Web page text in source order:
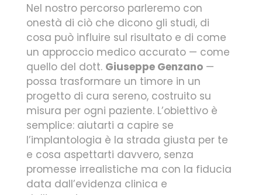
Nel nostro percorso parleremo con
onestà di ciò che dicono gli studi, di
cosa può influire sul risultato e di come
un approccio medico accurato — come
quello del dott. Giuseppe Genzano —
possa trasformare un timore in un
progetto di cura sereno, costruito su
misura per ogni paziente. L’obiettivo è
semplice: aiutarti a capire se
l’implantologia è la strada giusta per te
e cosa aspettarti davvero, senza
promesse irrealistiche ma con la fiducia
data dall’evidenza clinica e